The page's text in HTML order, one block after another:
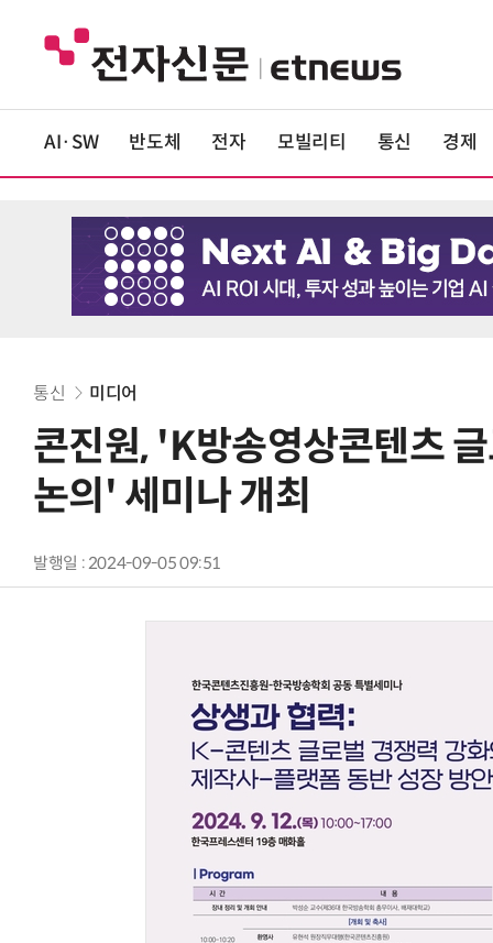
AI·SW 반도체 전자 모빌리티 통신 경제
통신 미디어
콘진원, 'K방송영상콘텐츠
논의' 세미나 개최
발행일 : 2024-09-05 09:51